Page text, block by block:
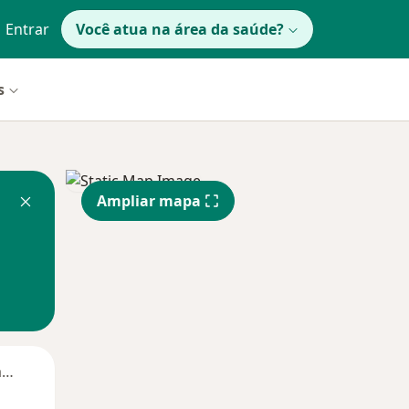
Entrar Você atua na área da saúde?
Segunda-feira
Ampliar mapa